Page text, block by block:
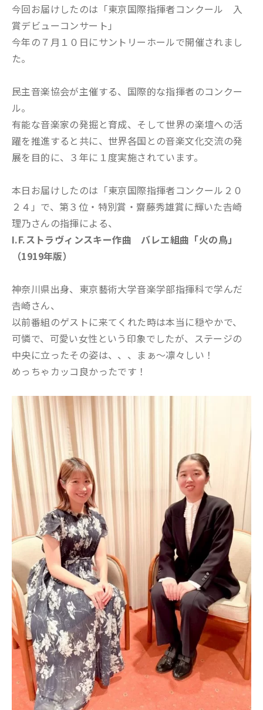
今回お届けしたのは「東京国際指揮者コンクール 入
賞デビューコンサート」
今年の７月１０日にサントリーホールで開催されまし
た。
民主音楽協会が主催する、国際的な指揮者のコンクー
ル。
有能な音楽家の発掘と育成、そして世界の楽壇への活
躍を推進すると共に、世界各国との音楽文化交流の発
展を目的に、３年に１度実施されています。
本日お届けしたのは「東京国際指揮者コンクール２０
２４」で、第３位・特別賞・齋藤秀雄賞に輝いた𠮷崎
理乃さんの指揮による、
I.F.ストラヴィンスキー作曲 バレエ組曲「火の鳥」
（1919年版）
神奈川県出身、東京藝術大学音楽学部指揮科で学んだ
𠮷崎さん、
以前番組のゲストに来てくれた時は本当に穏やかで、
可憐で、可愛い女性という印象でしたが、ステージの
中央に立ったその姿は、、、まぁ～凛々しい！
めっちゃカッコ良かったです！